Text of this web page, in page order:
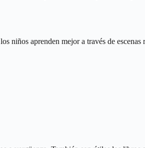
niños aprenden mejor a través de